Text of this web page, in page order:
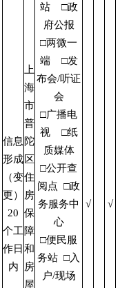
信息
形成
（变
更）
20
个工
作日
内
上
海
市
普
陀
区
住
房
保
障
和
房
屋
站 □政
府公报
□两微一
端 □发
布会/听证
会
□广播电
视 □纸
质媒体
□公开查
阅点 □政
务服务中
心
□便民服
务站 □入
户/现场
√ √